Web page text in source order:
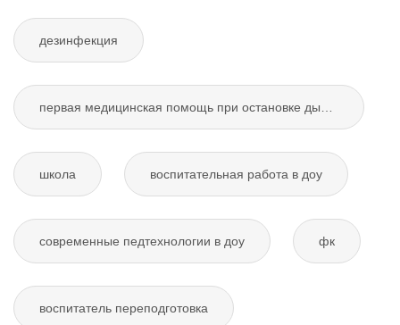
дезинфекция
школа воспитательная работа в доу
современные педтехнологии в доу фк
воспитатель переподготовка